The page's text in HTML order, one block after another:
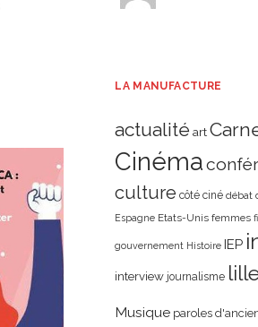
LA MANUFACTURE
actualité art
Cinéma
culture côté ciné débat
Espagne Etats-Unis femmes
gouvernement Histoire IEP
interview journalisme
Musique paroles